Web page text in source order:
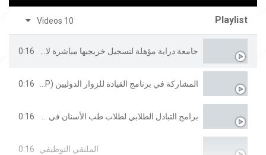
Playlist
10 Videos
جامعة دراية مؤهلة لتسجيل خريجيها مباشرة لاختبار مزاولة مهنة العلاج الطبيعي 0:16
المشاركة في برنامج القيادة للزوار الدوليين (IVLP) 0:16
برامج التبادل الطلابي لطلاب طب الأسنان في جامعة غلاسكو 0:16
الملتقي التوظيفي 0:16